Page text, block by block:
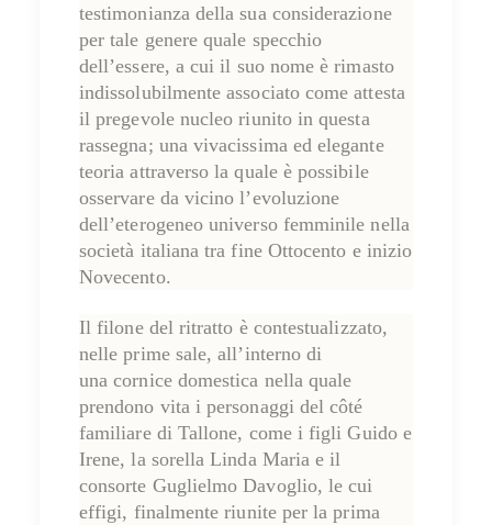
testimonianza della sua considerazione
per tale genere quale specchio
dell’essere, a cui il suo nome è rimasto
indissolubilmente associato come attesta
il pregevole nucleo riunito in questa
rassegna; una vivacissima ed elegante
teoria attraverso la quale è possibile
osservare da vicino l’evoluzione
dell’eterogeneo universo femminile nella
società italiana tra fine Ottocento e inizio
Novecento.
Il filone del ritratto è contestualizzato,
nelle prime sale, all’interno di
unacornice domestica nella quale
prendono vita i personaggi del côté
familiare di Tallone, come i figli Guido e
Irene, la sorella Linda Maria e il
consorte Guglielmo Davoglio, le cui
effigi, finalmente riunite per la prima